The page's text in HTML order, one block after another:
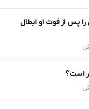
را پس از فوت او ابطال
است؟